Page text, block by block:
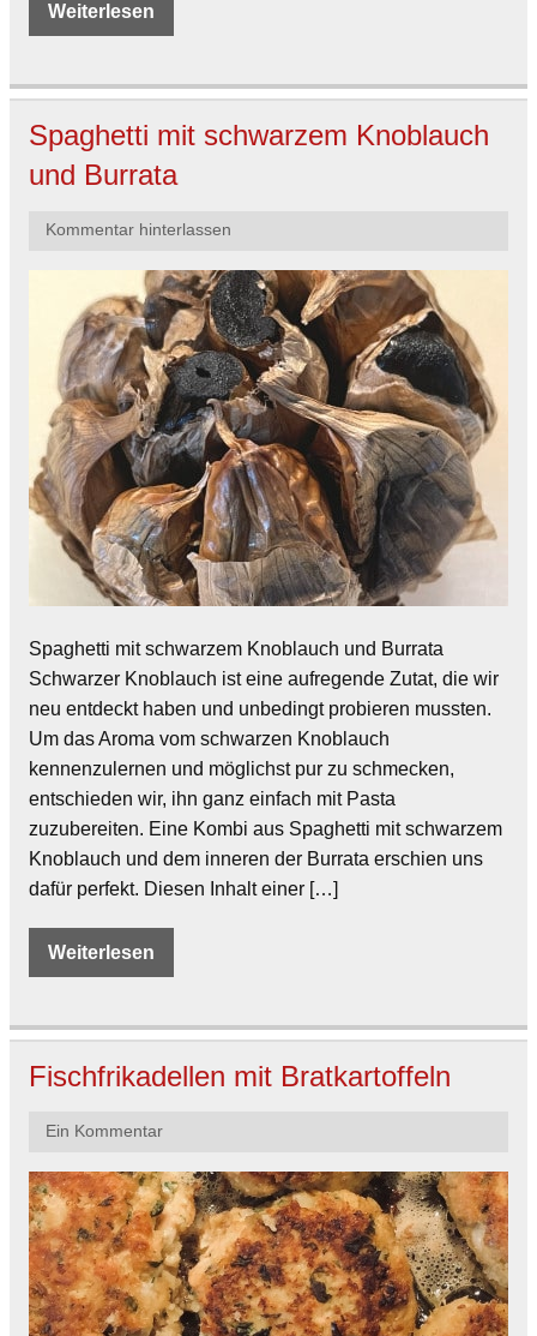
Weiterlesen
Spaghetti mit schwarzem Knoblauch
und Burrata
Kommentar hinterlassen
Spaghetti mit schwarzem Knoblauch und Burrata
Schwarzer Knoblauch ist eine aufregende Zutat, die wir
neu entdeckt haben und unbedingt probieren mussten.
Um das Aroma vom schwarzen Knoblauch
kennenzulernen und möglichst pur zu schmecken,
entschieden wir, ihn ganz einfach mit Pasta
zuzubereiten. Eine Kombi aus Spaghetti mit schwarzem
Knoblauch und dem inneren der Burrata erschien uns
dafür perfekt. Diesen Inhalt einer […]
Weiterlesen
Fischfrikadellen mit Bratkartoffeln
Ein Kommentar